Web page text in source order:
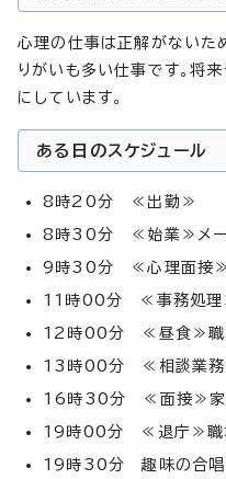
心理の仕事は正解がないた
りがいも多い仕事です。将
にしています。
ある日のスケジュール
8時20分 ≪出勤≫
8時30分 ≪始業≫メー
9時30分 ≪心理面接≫
11時00分 ≪事務処理
12時00分 ≪昼食≫職
13時00分 ≪相談業務
16時30分 ≪面接≫家庭
19時00分 ≪退庁≫職場
19時30分 趣味の合唱の